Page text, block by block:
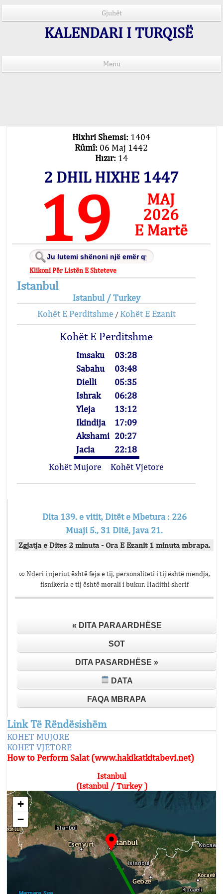
Gjuhët
KALENDARI I TURQISË
Menu
Hixhri Shemsi: 1404
Rûmî: 06 Maj 1442
Hızır: 14
2 DHIL HIXHE 1447
19
MAJ
2026
E Martë
Klikoni Për Listën E Shteteve
Istanbul
Istanbul / Turkey
Kohët E Perditshme/ Kohët E Ezanit
Kohët E Perditshme
Imsaku
03:28
Sabahu
03:48
Dielli
05:35
Ishrak
06:28
Yleja
13:12
Ikindija
17:09
Akshami 20:27
Jacia
22:18
Kohët Mujore
Kohët Vjetore
Dita 139. e vitit, Ditët e Mbetura : 226
Muaji 5., 31 Ditë, Java 21.
Zgjatja e Dites 2 minuta - Ora E Ezanit 1 minuta mbrapa.
∞ Nderi i njeriut është feja e tij, personaliteti i tij është mendja,
fisnikëria e tij është morali i bukur. Hadithi sherif
« DITA PARAARDHËSE
SOT
DITA PASARDHËSE »
DATA
FAQA MBRAPA
Link Të Rëndësishëm
KOHET MUJORE
KOHET VJETORE
How to Perform Salat (www.hakikatkitabevi.net)
Istanbul
(Istanbul / Turkey )
+
−